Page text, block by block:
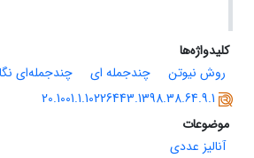
کلیدواژه‌ها
روش نیوتن
چندجمله ای چندجمله‌ای
20.1001.1.10226443.1398.38.64.9.1
موضوعات
آنالیز عددی